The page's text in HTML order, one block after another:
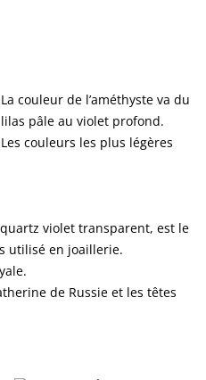
La couleur de l’améthyste va du
lilas pâle au violet profond.
Les couleurs les plus légères
quartz violet transparent, est le
utilisé en joaillerie.
de Russie et les têtes